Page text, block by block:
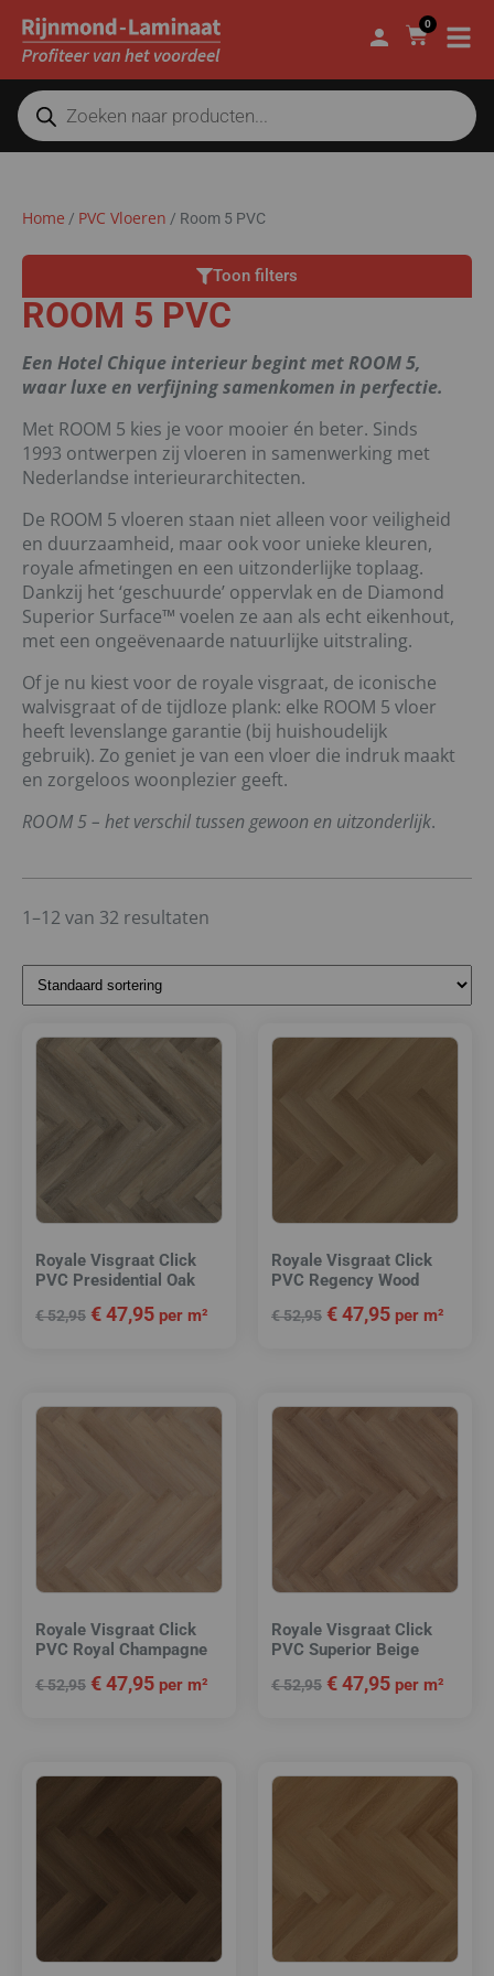
0
Home / PVC Vloeren / Room 5 PVC
Toon filters
ROOM 5 PVC
Een Hotel Chique interieur begint met ROOM 5,
waar luxe en verfijning samenkomen in perfectie.
Met ROOM 5 kies je voor mooier én beter. Sinds
1993 ontwerpen zij vloeren in samenwerking met
Nederlandse interieurarchitecten.
De ROOM 5 vloeren staan niet alleen voor veiligheid
en duurzaamheid, maar ook voor unieke kleuren,
royale afmetingen en een uitzonderlijke toplaag.
Dankzij het ‘geschuurde’ oppervlak en de Diamond
Superior Surface™ voelen ze aan als echt eikenhout,
met een ongeëvenaarde natuurlijke uitstraling.
Of je nu kiest voor de royale visgraat, de iconische
walvisgraat of de tijdloze plank: elke ROOM 5 vloer
heeft levenslange garantie (bij huishoudelijk
gebruik). Zo geniet je van een vloer die indruk maakt
en zorgeloos woonplezier geeft.
ROOM 5 – het verschil tussen gewoon en uitzonderlijk.
1–12 van 32 resultaten
Royale Visgraat Click
PVC Presidential Oak
€52,95 €47,95 per m²
Royale Visgraat Click
PVC Regency Wood
€52,95 €47,95 per m²
Royale Visgraat Click
PVC Royal Champagne
€52,95 €47,95 per m²
Royale Visgraat Click
PVC Superior Beige
€52,95 €47,95 per m²